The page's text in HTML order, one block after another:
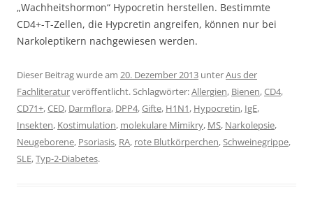
„Wachheitshormon“ Hypocretin herstellen. Bestimmte
CD4+-T-Zellen, die Hypcretin angreifen, können nur bei
Narkoleptikern nachgewiesen werden.
Dieser Beitrag wurde am 20. Dezember 2013 unterAus der
Fachliteraturveröffentlicht. Schlagwörter:Allergien, Bienen,CD4,
CD71+,CED, Darmflora, DPP4,Gifte, H1N1, Hypocretin, IgE,
Insekten, Kostimulation, molekulare Mimikry, MS, Narkolepsie,
Neugeborene, Psoriasis, RA, rote Blutkörperchen,Schweinegrippe,
SLE,Typ-2-Diabetes.